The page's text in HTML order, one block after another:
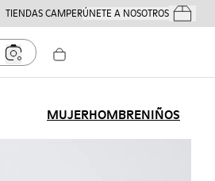
TIENDAS CAMPERÚNETE A NOSOTROSTus
MUJERHOMBRENIÑOS